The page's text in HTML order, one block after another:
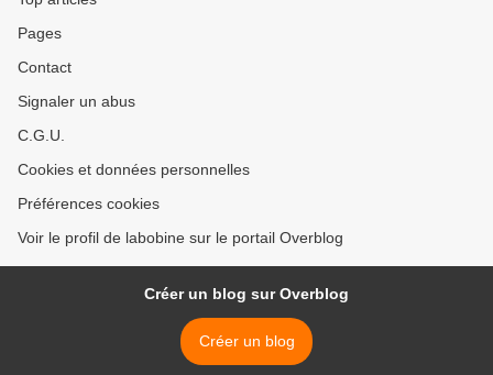
Pages
Contact
Signaler un abus
C.G.U.
Cookies et données personnelles
Préférences cookies
Voir le profil de labobine sur le portail Overblog
Créer un blog sur Overblog
Créer un blog